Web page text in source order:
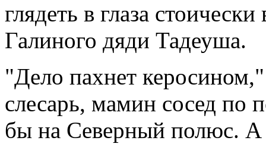
глядеть в глаза
Галиного дяди Тадеуша.
"Дело пахнет
слесарь, мамин сосед по
бы на Северный полюс.